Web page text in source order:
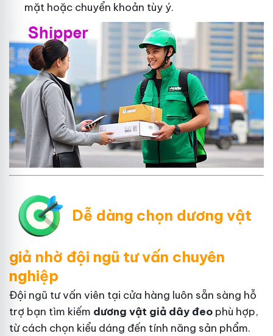
mặt hoặc chuyển khoản tùy ý.
Dễ dàng chọn dương vật
giả nhờ đội ngũ tư vấn chuyên
nghiệp
Đội ngũ tư vấn viên tại cửa hàng luôn sẵn sàng hỗ
trợ bạn tìm kiếm dương vật giả dây đeo phù hợp,
từ cách chọn kiểu dáng đến tính năng sản phẩm.